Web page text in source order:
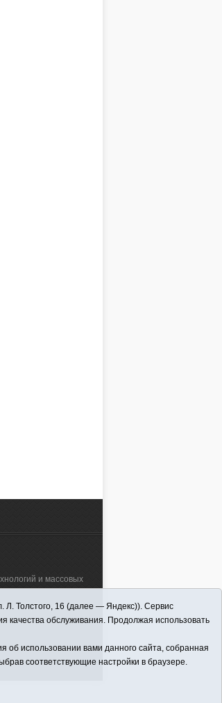
и массовых
обл., Викуловский
Л. Толстого, 16 (далее — Яндекс)). Сервис
качества обслуживания. Продолжая использовать
использовании вами данного сайта, собранная
соответствующие настройки в браузере.